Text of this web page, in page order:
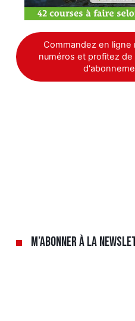
Commandez en ligne
numéros et profitez de
M’abonner à la